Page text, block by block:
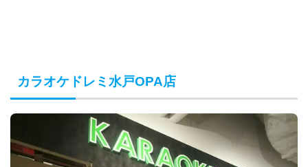
カラオケドレミ水戸OPA店